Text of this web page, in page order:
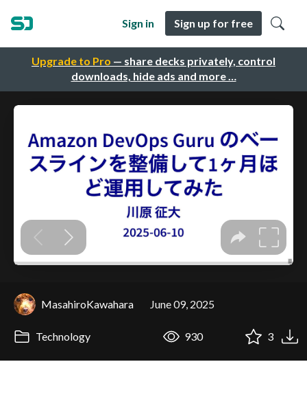
Upgrade to Pro — share decks privately, control
downloads, hide ads and more …
Sign in Sign up for free
MasahiroKawahara June 09, 2025
Technology 930 3